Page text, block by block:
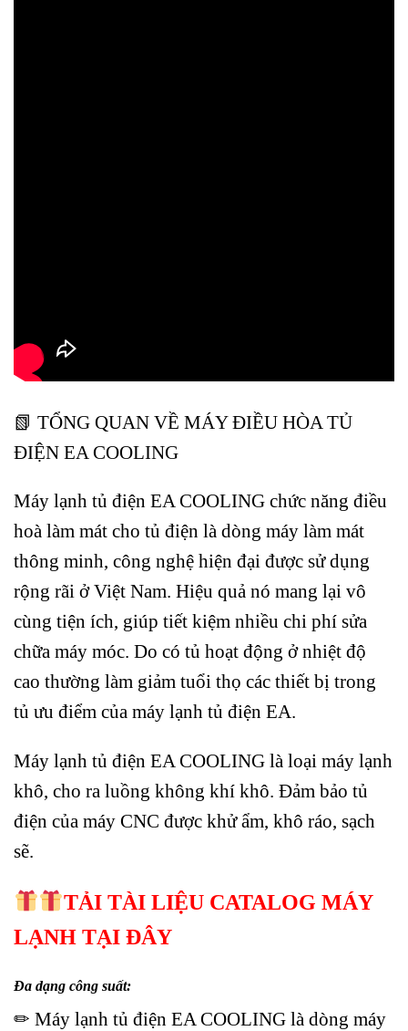
📗 TỔNG QUAN VỀ MÁY ĐIỀU HÒA TỦ
ĐIỆN EA COOLING
Máy lạnh tủ điện EA COOLING chức năng điều
hoà làm mát cho tủ điện là dòng máy làm mát
thông minh, công nghệ hiện đại được sử dụng
rộng rãi ở Việt Nam. Hiệu quả nó mang lại vô
cùng tiện ích, giúp tiết kiệm nhiều chi phí sửa
chữa máy móc. Do có tủ hoạt động ở nhiệt độ
cao thường làm giảm tuổi thọ các thiết bị trong
tủ ưu điểm của máy lạnh tủ điện EA.
Máy lạnh tủ điện EA COOLING là loại máy lạnh
khô, cho ra luồng không khí khô. Đảm bảo tủ
điện của máy CNC được khử ẩm, khô ráo, sạch
sẽ.
TẢI TÀI LIỆU CATALOG MÁY
LẠNH TẠI ĐÂY
Đa dạng công suất:
✏ Máy lạnh tủ điện EA COOLING là dòng máy